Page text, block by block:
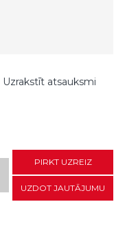
Uzrakstīt atsauksmi
PIRKT UZREIZ
UZDOT JAUTĀJUMU